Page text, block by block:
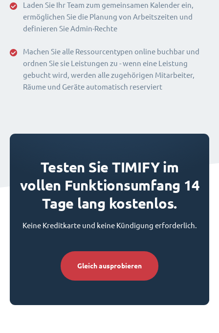
Laden Sie Ihr Team zum gemeinsamen Kalender ein,
ermöglichen Sie die Planung von Arbeitszeiten und
definieren Sie Admin-Rechte
Machen Sie alle Ressourcentypen online buchbar und
ordnen Sie sie Leistungen zu - wenn eine Leistung
gebucht wird, werden alle zugehörigen Mitarbeiter,
Räume und Geräte automatisch reserviert
Testen Sie TIMIFY im
vollen Funktionsumfang 14
Tage lang kostenlos.
Keine Kreditkarte und keine Kündigung erforderlich.
Gleich ausprobieren